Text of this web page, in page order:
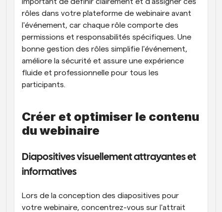
rôles dans votre plateforme de webinaire avant
l'événement, car chaque rôle comporte des
permissions et responsabilités spécifiques. Une
bonne gestion des rôles simplifie l'événement,
améliore la sécurité et assure une expérience
fluide et professionnelle pour tous les
participants.
Créer et optimiser le contenu
du webinaire
Diapositives visuellement attrayantes et
informatives
Lors de la conception des diapositives pour
votre webinaire, concentrez-vous sur l'attrait